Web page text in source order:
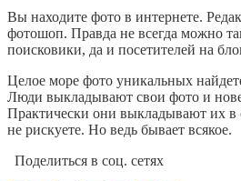
Вы находите фото в интернете.
фотошоп. Правда не всегда можно
поисковики, да и посетителей на
Целое море фото уникальных
Люди выкладывают свои фото и
Практически они выкладывают их
не рискуете. Но ведь бывает всякое.
Поделиться в соц. сетях